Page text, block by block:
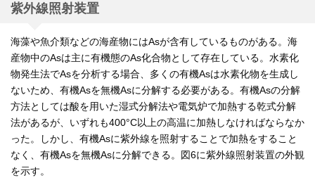
紫外線照射装置
海藻や魚介類などの海産物にはAsが含有しているものがある。海
産物中のAsは主に有機態のAs化合物として存在している。水素化
物発生法でAsを分析する場合、多くの有機Asは水素化物を生成し
ないため、有機Asを無機Asに分解する必要がある。有機Asの分解
方法としては酸を用いた湿式分解法や電気炉で加熱する乾式分解
法があるが、いずれも400°C以上の高温に加熱しなければならなか
った。しかし、有機Asに紫外線を照射することで加熱をすること
なく、有機Asを無機Asに分解できる。図6に紫外線照射装置の外観
を示す。